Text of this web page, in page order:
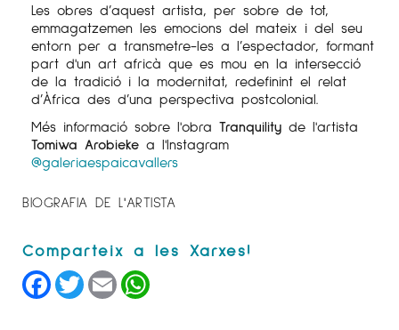
Les obres d’aquest artista, per sobre de tot,
emmagatzemen les emocions del mateix i del seu
entorn per a transmetre-les a l’espectador, formant
part d'un art africà que es mou en la intersecció
de la tradició i la modernitat, redefinint el relat
d’Àfrica des d’una perspectiva postcolonial.
Més informació sobre l'obra Tranquility de l'artista
Tomiwa Arobieke a l'Instagram
@galeriaespaicavallers
BIOGRAFIA DE L'ARTISTA
Facebook
TwitterEmail